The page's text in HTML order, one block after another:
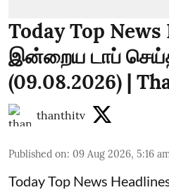
Today Top
இன்றைய டாப்
(09.08.2026) |
thanthitv
Published on: 09 Aug 2026, 5:16
Today Top News